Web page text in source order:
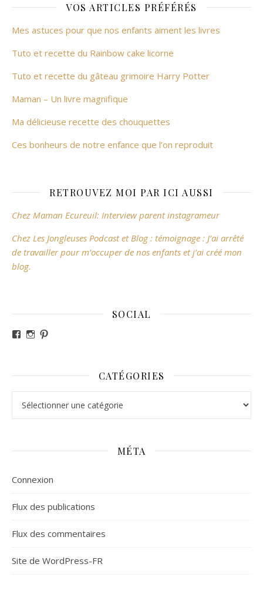
VOS ARTICLES PRÉFÉRÉS
Mes astuces pour que nos enfants aiment les livres
Tuto et recette du Rainbow cake licorne
Tuto et recette du gâteau grimoire Harry Potter
Maman – Un livre magnifique
Ma délicieuse recette des chouquettes
Ces bonheurs de notre enfance que l’on reproduit
RETROUVEZ MOI PAR ICI AUSSI
Chez Maman Ecureuil: Interview parent instagrameur
Chez Les Jongleuses Podcast et Blog : témoignage : J’ai arrêté
de travailler pour m’occuper de nos enfants et j’ai créé mon
blog.
SOCIAL
Voir le profil de revesdefripouilles sur Facebook
Voir le profil de claire_revesdefripouilles sur
CATÉGORIES
MÉTA
Connexion
Flux des publications
Flux des commentaires
Site de WordPress-FR